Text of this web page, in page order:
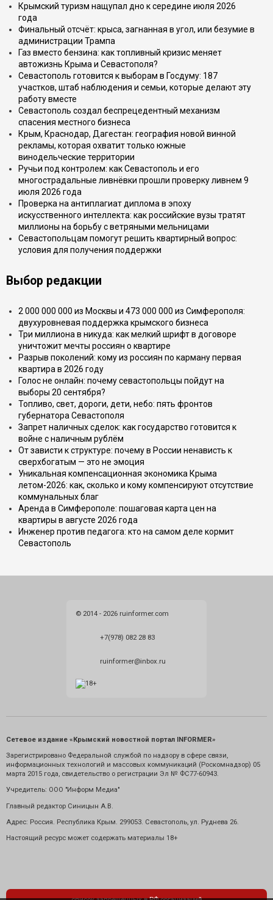
Крымский туризм нащупал дно к середине июля 2026
года
Финальный отсчёт: крыса, загнанная в угол, или безумие в
администрации Трампа
Газ вместо бензина: как топливный кризис меняет
автожизнь Крыма и Севастополя?
Севастополь готовится к выборам в Госдуму: 187
участков, штаб наблюдения и семьи, которые делают эту
работу вместе
Севастополь создал беспрецедентный механизм
спасения местного бизнеса
Крым, Краснодар, Дагестан: география новой винной
рекламы, которая охватит только южные
винодельческие территории
Ручьи под контролем: как Севастополь и его
многострадальные ливнёвки прошли проверку ливнем 9
июля 2026 года
Проверка на антиплагиат диплома в эпоху
искусственного интеллекта: как российские вузы тратят
миллионы на борьбу с ветряными мельницами
Севастопольцам помогут решить квартирный вопрос:
условия для получения поддержки
Выбор редакции
2 000 000 000 из Москвы и 473 000 000 из Симферополя:
двухуровневая поддержка крымского бизнеса
Три миллиона в никуда: как мелкий шрифт в договоре
уничтожит мечты россиян о квартире
Разрыв поколений: кому из россиян по карману первая
квартира в 2026 году
Голос не онлайн: почему севастопольцы пойдут на
выборы 20 сентября?
Топливо, свет, дороги, дети, небо: пять фронтов
губернатора Севастополя
Запрет наличных сделок: как государство готовится к
войне с наличным рублём
От зависти к структуре: почему в России ненависть к
сверхбогатым — это не эмоция
Уникальная компенсационная экономика Крыма
летом-2026: как, сколько и кому компенсируют отсутствие
коммунальных благ
Аренда в Симферополе: пошаговая карта цен на
квартиры в августе 2026 года
Инженер против педагога: кто на самом деле кормит
Севастополь
© 2014 - 2026 ruinformer.com
+7(978) 082 28 83
ruinformer@inbox.ru
Сетевое издание «Крымский новостной портал INFORMER»
Зарегистрировано Федеральной службой по надзору в сфере связи,
информационных технологий и массовых коммуникаций (Роскомнадзор) 05
марта 2015 года, свидетельство о регистрации Эл № ФС77-60943.
Учредитель: ООО "Информ Медиа"
Главный редактор Синицын А.В.
Адрес: Россия. Республика Крым. 299053. Севастополь, ул. Руднева 26.
Настоящий ресурс может содержать материалы 18+